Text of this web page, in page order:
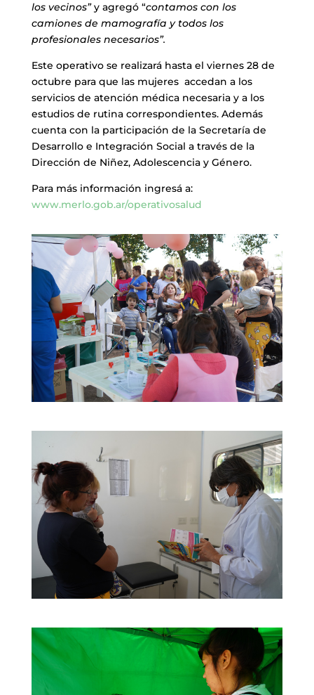
los vecinos”y agregó “contamos con los
camiones de mamografía y todos los
profesionales necesarios”.
Este operativo se realizará hasta el viernes 28 de
octubre para que las mujeres accedan a los
servicios de atención médica necesaria y a los
estudios de rutina correspondientes. Además
cuenta con la participación de la Secretaría de
Desarrollo e Integración Social a través de la
Dirección de Niñez, Adolescencia y Género.
Para más información ingresá a:
www.merlo.gob.ar/operativosalud